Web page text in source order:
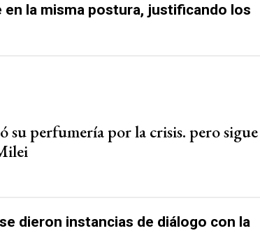
en la misma postura, justificando los
su perfumería por la crisis. pero sigue
dieron instancias de diálogo con la